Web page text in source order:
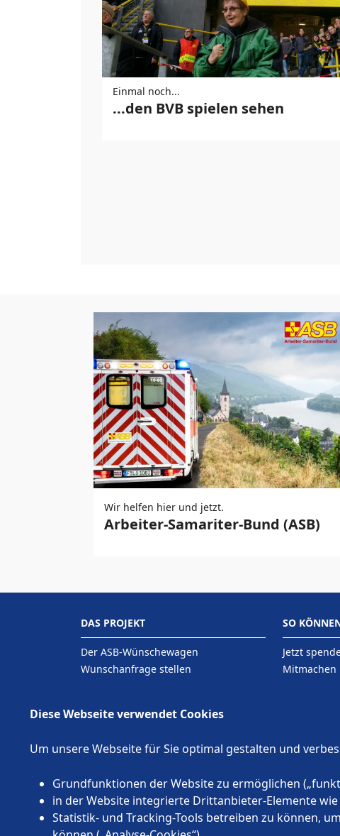
Einmal noch...
...den BVB spielen sehen
Wir helfen hier und jetzt.
Arbeiter-Samariter-Bund (ASB)
DAS PROJEKT
Der ASB-Wünschewagen
Wunschanfrage stellen
SO
Jetzt
Mitmachen
Diese Webseite verwendet Cookies
Um unsere Webseite für Sie optimal gestalten und
Grundfunktionen der Website zu ermöglichen
in der Website integrierte Drittanbieter-Elemente
Statistik- und Tracking-Tools betreiben zu können,